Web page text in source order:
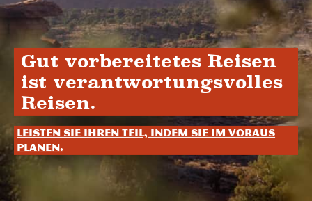
Gut vorbereitetes Reisen
ist verantwortungsvolles
Reisen.
Leisten Sie Ihren Teil, indem Sie im Voraus
planen.